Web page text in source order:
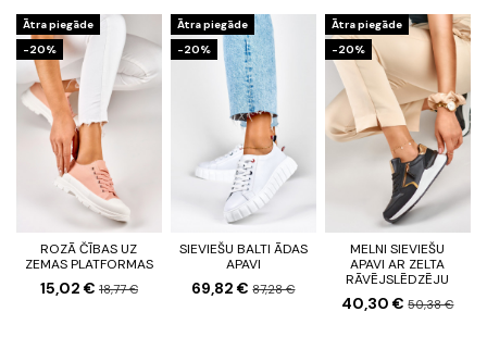
Ātra piegāde
-20%
ROZĀ ČĪBAS UZ
ZEMAS PLATFORMAS
15,02 € 18,77 €
Ātra piegāde
-20%
SIEVIEŠU BALTI ĀDAS
APAVI
69,82 €87,28 €
Ātra piegāde
-20%
MELNI SIEVIEŠU
APAVI AR ZELTA
RĀVĒJSLĒDZĒJU
40,30 €50,38 €